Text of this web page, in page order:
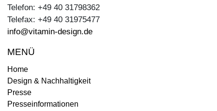
Telefon: +49 40 31798362
Telefax: +49 40 31975477
info@vitamin-design.de
MENÜ
Home
Design & Nachhaltigkeit
Presse
Presseinformationen